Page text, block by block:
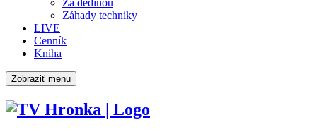
Záhady techniky
LIVE
Cenník
Kniha
Zobraziť menu